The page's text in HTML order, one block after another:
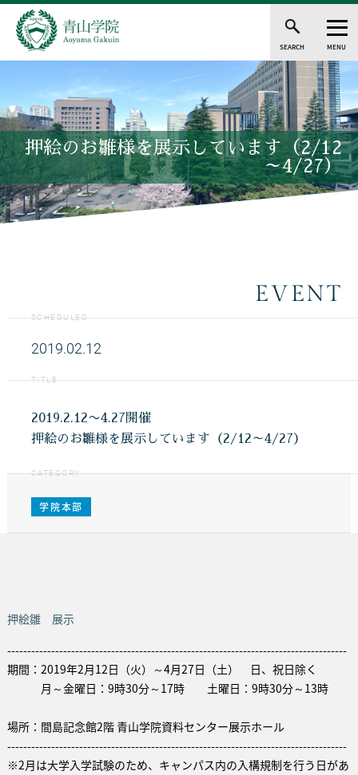
SEARCH MENU
押絵のお雛様を展示しています（2/12
～4/27）
EVENT
SCHEDULED
2019.02.12
TITLE
2019.2.12〜4.27開催
押絵のお雛様を展示しています（2/12～4/27）
CATEGORY
学院本部
押絵雛 展示
-------------------------------------------------------------------------------------
期間 ：2019年2月12日（火）～4月27日（土） 日、祝日除く
月～金曜日：9時30分～17時 土曜日：9時30分～13時
場所：間島記念館2階 青山学院資料センター展示ホール
-------------------------------------------------------------------------------------
※2月は大学入学試験のため、キャンパス内の入構規制を行う日があ